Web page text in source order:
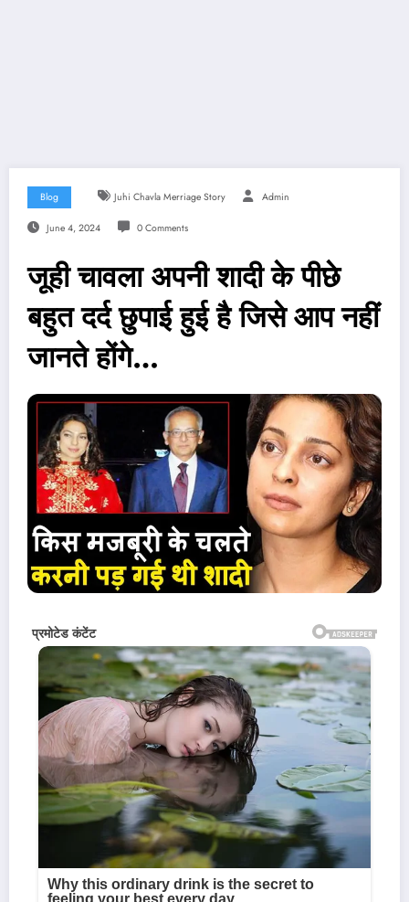
Blog Juhi Chavla Merriage Story Admin
June 4, 2024 0 Comments
जूही चावला अपनी शादी के पीछे
बहुत दर्द छुपाई हुई है जिसे आप नहीं
जानते होंगे…